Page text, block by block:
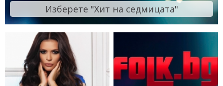
Изберете "Хит на седмицата"